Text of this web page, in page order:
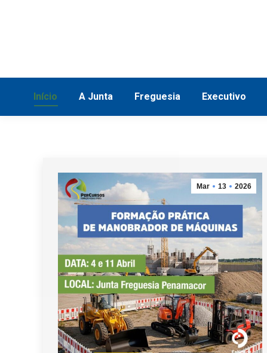
Início A Junta Freguesia Executivo
Mar 13 2026